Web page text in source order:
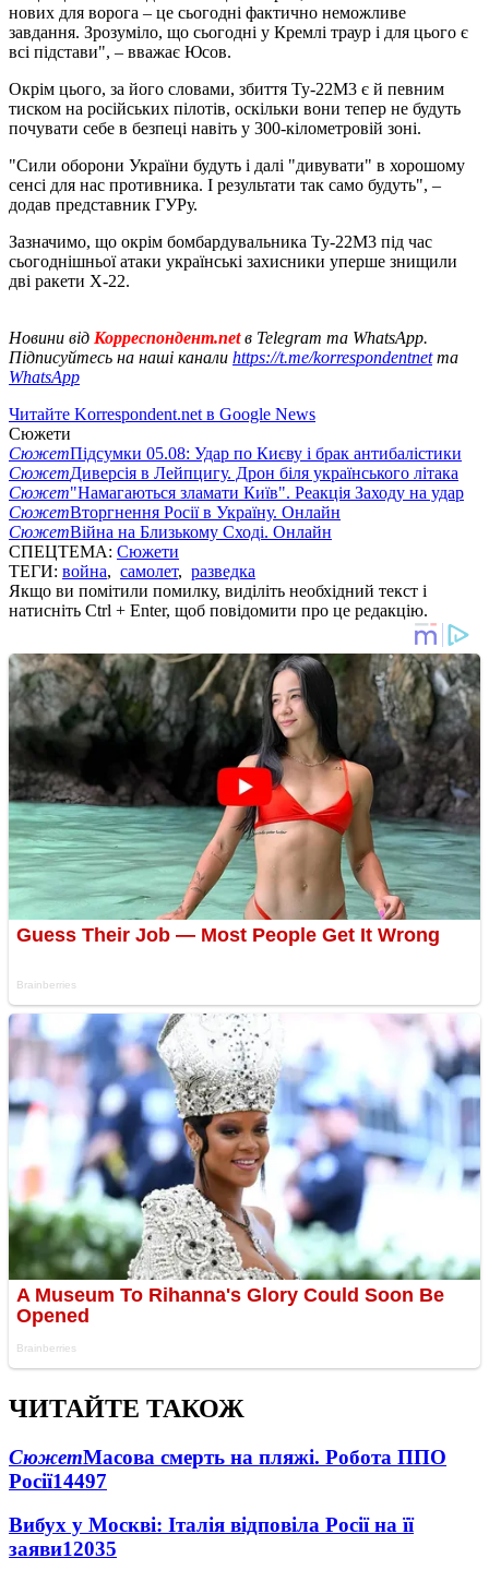
нових для ворога – це сьогодні фактично неможливе
завдання. Зрозуміло, що сьогодні у Кремлі траур і для цього є
всі підстави", – вважає Юсов.
Окрім цього, за його словами, збиття Ту-22М3 є й певним
тиском на російських пілотів, оскільки вони тепер не будуть
почувати себе в безпеці навіть у 300-кілометровій зоні.
"Сили оборони України будуть і далі "дивувати" в хорошому
сенсі для нас противника. І результати так само будуть", –
додав представник ГУРу.
Зазначимо, що окрім бомбардувальника Ту-22М3 під час
сьогоднішньої атаки українські захисники уперше знищили
дві ракети Х-22.
Новини від Корреспондент.netв Telegram та WhatsApp.
Підписуйтесь на наші канали https://t.me/korrespondentnetта
WhatsApp
Читайте Korrespondent.net в Google News
Сюжети
СюжетПідсумки 05.08: Удар по Києву і брак антибалістики
СюжетДиверсія в Лейпцигу. Дрон біля українського літака
Сюжет"Намагаються зламати Київ". Реакція Заходу на удар
СюжетВторгнення Росії в Україну. Онлайн
СюжетВійна на Близькому Сході. Онлайн
СПЕЦТЕМА: Сюжети
ТЕГИ: война, самолет, разведка
Якщо ви помітили помилку, виділіть необхідний текст і
натисніть Ctrl + Enter, щоб повідомити про це редакцію.
ЧИТАЙТЕ ТАКОЖ
СюжетМасова смерть на пляжі. Робота ППО
Росії14497
Вибух у Москві: Італія відповіла Росії на її
заяви12035